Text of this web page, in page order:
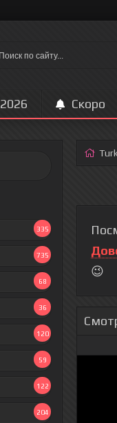
2026 Скоро
335
735
68
36
120
59
122
204
😉